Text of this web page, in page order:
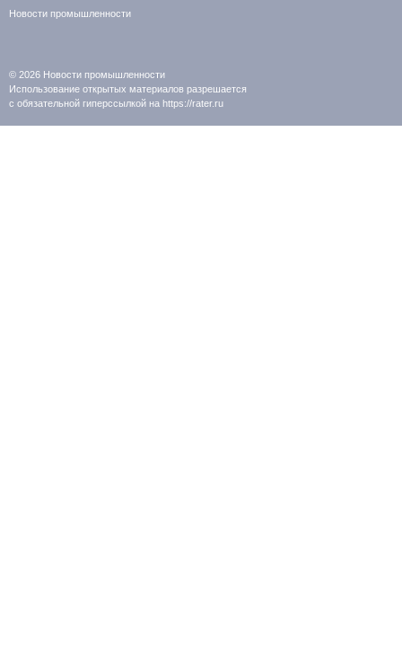
Новости промышленности
© 2026 Новости промышленности
Использование открытых материалов разрешается
с обязательной гиперссылкой на https://rater.ru